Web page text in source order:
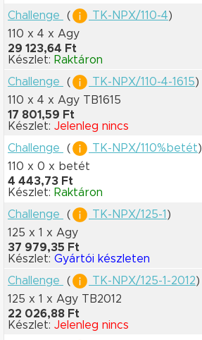
Challenge ( TK-NPX/110-4)
110 x 4 x Agy
29 123,64 Ft
Készlet: Raktáron
Challenge
( TK-NPX/110-4-1615)
110 x 4 x Agy TB1615
17 801,59 Ft
Készlet: Jelenleg nincs
Challenge
( TK-NPX/110%betét)
110 x 0 x betét
4 443,73 Ft
Készlet: Raktáron
Challenge
( TK-NPX/125-1 )
125 x 1 x Agy
37 979,35 Ft
Készlet: Gyártói készleten
Challenge
( TK-NPX/125-1-2012)
125 x 1 x Agy TB2012
22 026,88 Ft
Készlet: Jelenleg nincs